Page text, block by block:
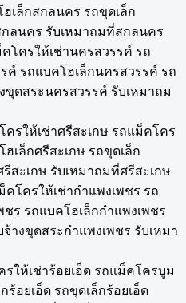
เล็กสกลนคร รถขุดเล็ก
ลนคร รับเหมาถมที่สกลนคร
โครให้เช่านครสวรรค์ รถ
ค์ รถแบคโฮเล็กนครสวรรค์ รถ
ขุดสระนครสวรรค์ รับเหมาถม
ครให้เช่าศรีสะเกษ รถแม็คโคร
เล็กศรีสะเกษ รถขุดเล็ก
สะเกษ รับเหมาถมที่ศรีสะเกษ
โครให้เช่ากำแพงเพชร รถ
ร รถแบคโฮเล็กกำแพงเพชร
างขุดสระกำแพงเพชร รับเหมา
รให้เช่าร้อยเอ็ด รถแม็คโครบูม
ร้อยเอ็ด รถขุดเล็กร้อยเอ็ด